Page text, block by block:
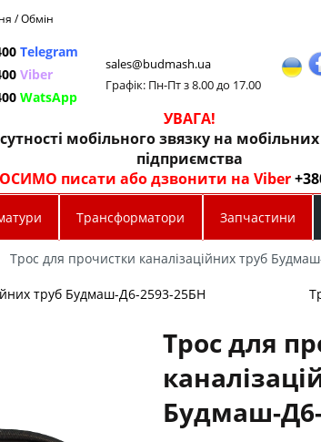
/ Обмін
Telegram
Viber
WatsApp
sales@budmash.ua
Графік: Пн-Пт з 8.00 до 17.00
УВАГА!
мобільного звязку на
підприємства
писати або дзвонити на Viber
Трансформатори Запчастини
Трос для прочистки каналізаційних труб
труб Будмаш-Д6-2593-25БН
Трос для
Будмаш-